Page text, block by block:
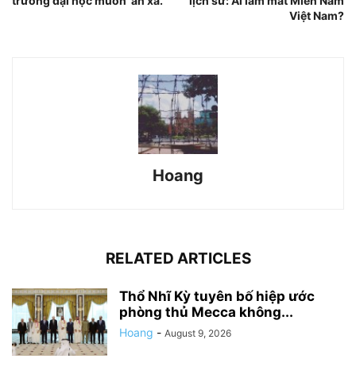
Việt Nam?
Hoang
RELATED ARTICLES
Thổ Nhĩ Kỳ tuyên bố hiệp ước
phòng thủ Mecca không...
Hoang - August 9, 2026